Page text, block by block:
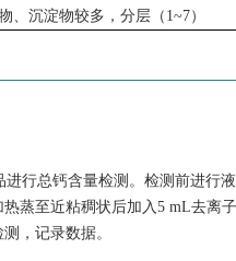
、沉淀物较多，分层（1~7）
行总钙含量检测。检测前进行
蒸至近粘稠状后加入5 mL去离
，记录数据。